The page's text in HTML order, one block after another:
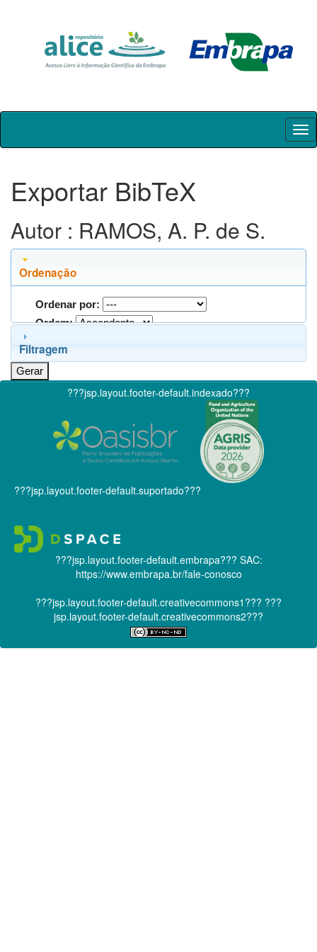
Skip
Exportar BibTeX
Autor : RAMOS, A. P. de S.
Ordenação
Ordenar por:
Ordem:
Filtragem
???jsp.layout.footer-default.indexado???
???jsp.layout.footer-default.suportado???
???jsp.layout.footer-default.embrapa??? SAC:
https://www.embrapa.br/fale-conosco
???jsp.layout.footer-default.creativecommons1??? ???
jsp.layout.footer-default.creativecommons2???